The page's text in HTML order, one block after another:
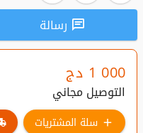
رسالة
1 000 دج
التوصيل مجاني
سلة المشتريات